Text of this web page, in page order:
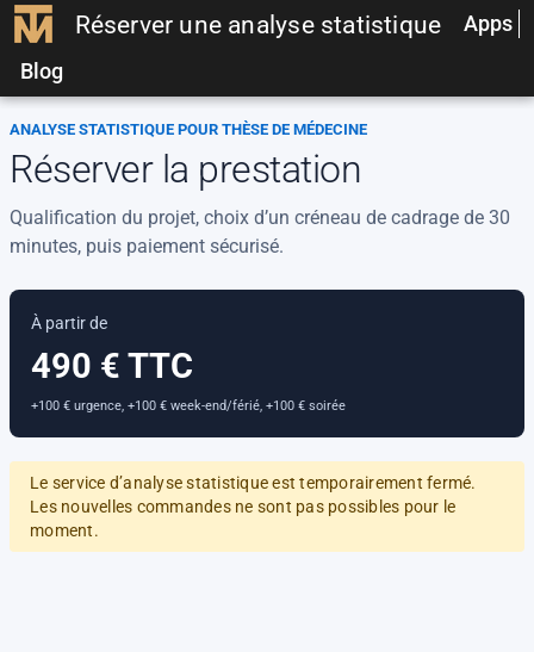
Réserver une analyse statistique
Apps
Blog
ANALYSE STATISTIQUE POUR THÈSE DE MÉDECINE
Réserver la prestation
Qualification du projet, choix d’un créneau de cadrage de 30
minutes, puis paiement sécurisé.
À partir de
490 € TTC
+100 € urgence, +100 € week-end/férié, +100 € soirée
Le service d’analyse statistique est temporairement fermé.
Les nouvelles commandes ne sont pas possibles pour le
moment.